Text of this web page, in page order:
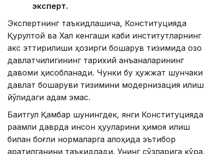
эксперт.
Экспертнинг таъкидлашича, Конституцияда
Қурултой ва Халқ кенгаши каби институтларнинг
акс эттирилиши ҳозирги бошқарув тизимида қозоқ
давлатчилигининг тарихий анъаналарининг
давоми ҳисобланади. Чунки бу ҳужжат шунчаки
давлат бошқаруви тизимини модернизация қилиш
йўлидаги қадам эмас.
Бақитгул Қамбар шунингдек, янги Конституцияда
рақамли даврда инсон ҳуқуқларини ҳимоя қилиш
билан боғлиқ нормаларга алоҳида эътибор
қаратилганини таъкидлади. Унинг сўзларига кўра,